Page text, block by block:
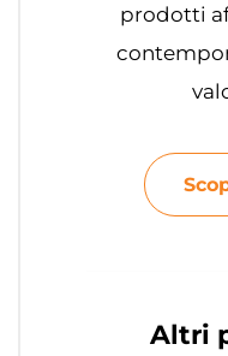
prodotti
Altri